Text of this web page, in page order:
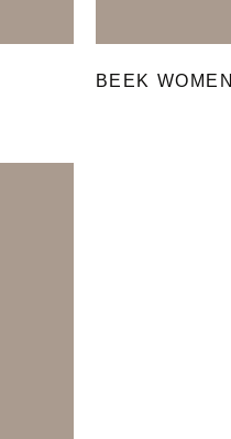
BEEK WOMEN